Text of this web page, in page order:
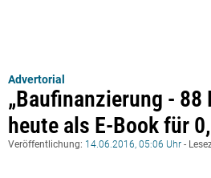
Advertorial
„Baufinanzierung - 88
heute als E-Book für
Veröffentlichung: 14.06.2016, 05:06 Uhr -